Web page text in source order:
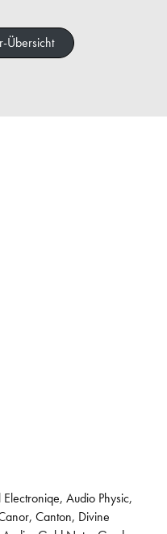
Übersicht
Electroniqe, Audio Physic,
, Canton, Divine